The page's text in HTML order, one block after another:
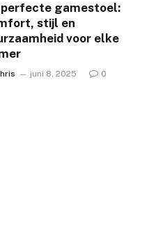
perfecte gamestoel:
stijl en
voor elke
juni 8, 2025 0